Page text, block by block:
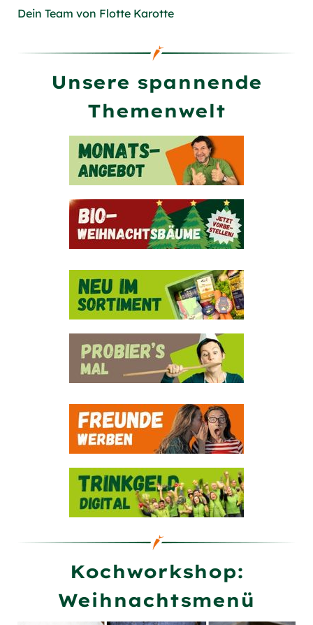
Dein Team von Flotte Karotte
Unsere spannende
Themenwelt
Kochworkshop:
Weihnachtsmenü